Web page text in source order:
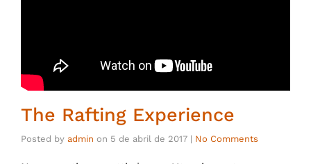
The Rafting Experience
Posted by admin on 5 de abril de 2017 | No Comments